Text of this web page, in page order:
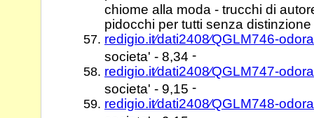
chiome alla moda - trucchi di
pidocchi per tutti senza
redigio.it⁄dati2408⁄QGLM746-
societa' - 8,34 -
redigio.it⁄dati2408⁄QGLM747-
societa' - 9,15 -
redigio.it⁄dati2408⁄QGLM748-